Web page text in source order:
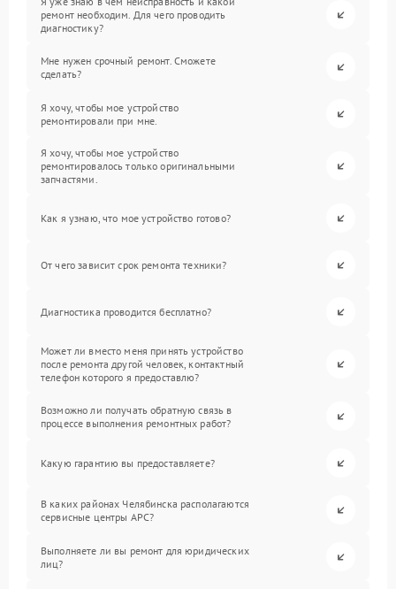
ремонт необходим. Для чего проводить
диагностику?
Мне нужен срочный ремонт. Сможете
сделать?
Я хочу, чтобы мое устройство
ремонтировали при мне.
Я хочу, чтобы мое устройство
ремонтировалось только оригинальными
запчастями.
Как я узнаю, что мое устройство готово?
От чего зависит срок ремонта техники?
Диагностика проводится бесплатно?
Может ли вместо меня принять устройство
после ремонта другой человек, контактный
телефон которого я предоставлю?
Возможно ли получать обратную связь в
процессе выполнения ремонтных работ?
Какую гарантию вы предоставляете?
В каких районах Челябинска располагаются
сервисные центры APC?
Выполняете ли вы ремонт для юридических
лиц?